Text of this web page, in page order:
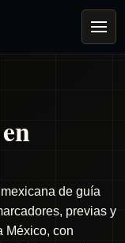
de guía
previas y
México, con